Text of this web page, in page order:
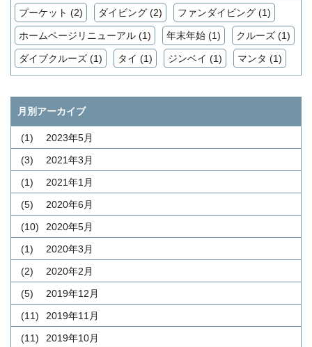
プーケット (2) ダイビング (2) ファンダイビング (1)
ホームページリニューアル (1) 年末年始 (1) クルーズ (1)
ダイブクルーズ (1) タイ (1) ジンベイ (1) マンタ (1)
月別アーカイブ
2023年5月
(1)
2021年3月
(3)
2021年1月
(1)
2020年6月
(5)
2020年5月
(10)
2020年3月
(1)
2020年2月
(2)
2019年12月
(5)
2019年11月
(11)
2019年10月
(11)